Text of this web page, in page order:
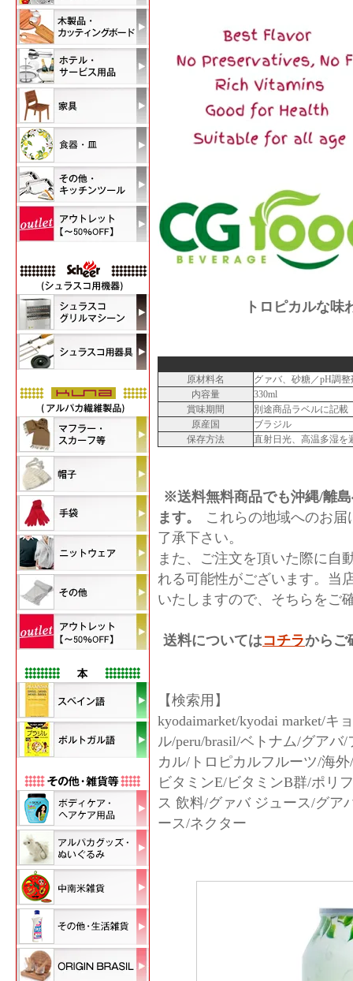
トロピカルな
原材料名
グァバ、砂糖／pH調
内容量
330ml
賞味期間
別途商品ラベルに記載
原産国
ブラジル
保存方法
直射日光、高温多湿を
※送料無料商品でも沖縄/離
ます。
これらの地域へのお
了承下さい。
また、ご注文を頂いた際に自
れる可能性がございます。当
いたしますので、そちらをご
送料についてはコチラからご
【検索用】
kyodaimarket/kyodai market/
ル/peru/brasil/ベトナム/グア
カル/トロピカルフルーツ/海
ビタミンE/ビタミンB群/ポリ
ス 飲料/グァバ ジュース/グア
ース/ネクター